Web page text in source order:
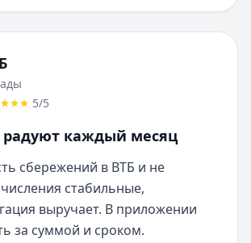
5/5
каждый месяц
сбережений в ВТБ и не
стабильные,
выручает. В приложении
за суммой и сроком.